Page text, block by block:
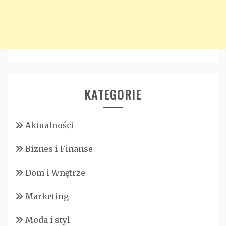
KATEGORIE
Aktualności
Biznes i Finanse
Dom i Wnętrze
Marketing
Moda i styl